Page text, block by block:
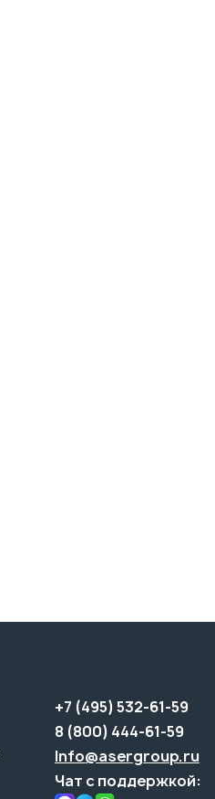
+7 (495) 532-61-59
8 (800) 444-61-59
Info@asergroup.ru
Чат с поддержкой: